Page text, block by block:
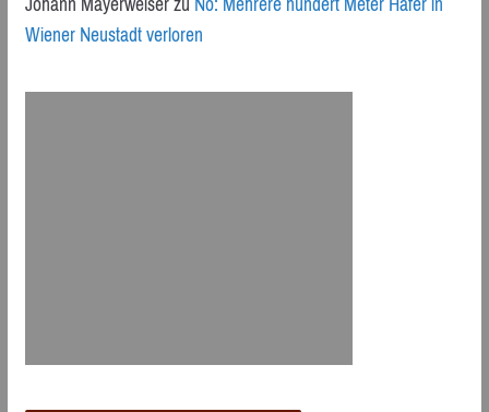
Wiener Neustadt verloren